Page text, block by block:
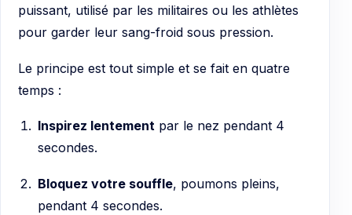
puissant, utilisé par les militaires ou les athlètes
pour garder leur sang-froid sous pression.
Le principe est tout simple et se fait en quatre
temps :
Inspirez lentementpar le nez pendant 4
secondes.
Bloquez votre souffle, poumons pleins,
pendant 4 secondes.